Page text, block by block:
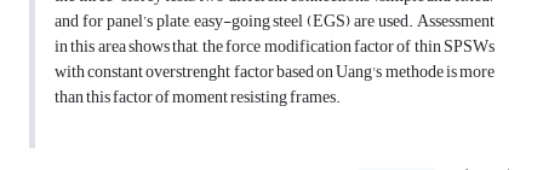
and for panel’s plate, easy-going steel (EGS) are used. Assessment
in this area shows that, the force modification factor of thin SPSWs
with constant overstrenght factor based on Uang's methode is more
than this factor of moment resisting frames.